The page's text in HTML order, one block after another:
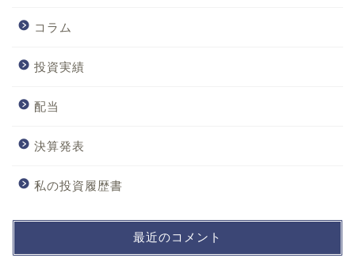
コラム
投資実績
配当
決算発表
私の投資履歴書
最近のコメント